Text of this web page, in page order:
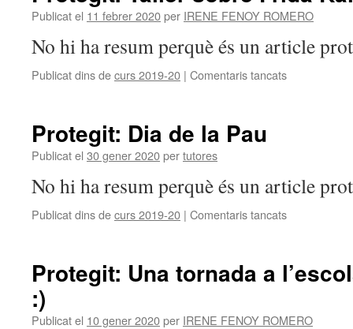
saludable
Publicat el 11 febrer 2020per IRENE FENOY ROMERO
No hi ha resum perquè és un article
Publicat dins decurs 2019-20 | Comentaris tancats
:)
Protegit: Dia de la Pau
Publicat el 30 gener 2020pertutores
No hi ha resum perquè és un article
Publicat dins decurs 2019-20 | Comentaris tancats
de
la
Protegit: Una tornada a
:)
Publicat el 10 gener 2020per IRENE FENOY ROMERO